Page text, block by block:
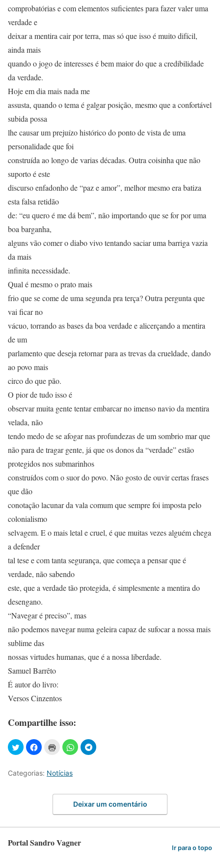
comprobatórias e com elementos suficientes para fazer valer uma
verdade e
deixar a mentira cair por terra, mas só que isso é muito difícil,
ainda mais
quando o jogo de interesses é bem maior do que a credibilidade
da verdade.
Hoje em dia mais nada me
assusta, quando o tema é galgar posição, mesmo que a confortável
subida possa
lhe causar um prejuízo histórico do ponto de vista de uma
personalidade que foi
construída ao longo de varias décadas. Outra coisinha que não
suporto é este
discurso enfadonho de “paz e amor”, melhor mesmo era batiza
esta falsa retidão
de: “eu quero é me dá bem”, não importando que se for por uma
boa barganha,
alguns vão comer o diabo vivo tentando saciar uma barriga vazia
da mais
infinita necessidade.
Qual é mesmo o prato mais
frio que se come de uma segunda pra terça? Outra pergunta que
vai ficar no
vácuo, torrando as bases da boa verdade e alicerçando a mentira
de um
parlamento que deseja retornar para as trevas da crueldade, dando
ao povo mais
circo do que pão.
O pior de tudo isso é
observar muita gente tentar embarcar no imenso navio da mentira
velada, não
tendo medo de se afogar nas profundezas de um sombrio mar que
não para de tragar gente, já que os donos da “verdade” estão
protegidos nos submarinhos
construídos com o suor do povo. Não gosto de ouvir certas frases
que dão
conotação lacunar da vala comum que sempre foi imposta pelo
colonialismo
selvagem. E o mais letal e cruel, é que muitas vezes alguém chega
a defender
tal tese e com tanta segurança, que começa a pensar que é
verdade, não sabendo
este, que a verdade tão protegida, é simplesmente a mentira do
desengano.
“Navegar é preciso”, mas
não podemos navegar numa geleira capaz de sufocar a nossa mais
sublime das
nossas virtudes humanas, que é a nossa liberdade.
Samuel Barrêto
É autor do livro:
Versos Cinzentos
Compartilhe isso:
Categorias: Notícias
Deixar um comentário
Portal Sandro Vagner Ir para o topo